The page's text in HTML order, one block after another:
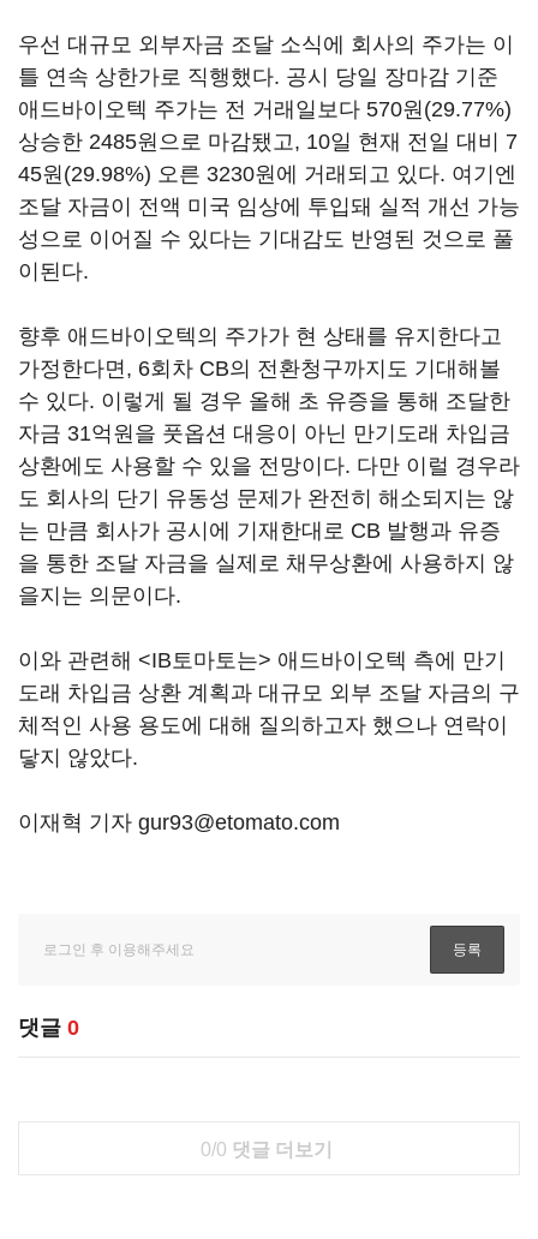
우선 대규모 외부자금 조달 소식에 회사의 주가는 이
틀 연속 상한가로 직행했다. 공시 당일 장마감 기준
애드바이오텍 주가는 전 거래일보다 570원(29.77%)
상승한 2485원으로 마감됐고, 10일 현재 전일 대비 7
45원(29.98%) 오른 3230원에 거래되고 있다. 여기엔
조달 자금이 전액 미국 임상에 투입돼 실적 개선 가능
성으로 이어질 수 있다는 기대감도 반영된 것으로 풀
이된다.
향후 애드바이오텍의 주가가 현 상태를 유지한다고
가정한다면, 6회차 CB의 전환청구까지도 기대해볼
수 있다. 이렇게 될 경우 올해 초 유증을 통해 조달한
자금 31억원을 풋옵션 대응이 아닌 만기도래 차입금
상환에도 사용할 수 있을 전망이다. 다만 이럴 경우라
도 회사의 단기 유동성 문제가 완전히 해소되지는 않
는 만큼 회사가 공시에 기재한대로 CB 발행과 유증
을 통한 조달 자금을 실제로 채무상환에 사용하지 않
을지는 의문이다.
이와 관련해 <IB토마토는> 애드바이오텍 측에 만기
도래 차입금 상환 계획과 대규모 외부 조달 자금의 구
체적인 사용 용도에 대해 질의하고자 했으나 연락이
닿지 않았다.
이재혁 기자 gur93@etomato.com
댓글 0
0/0 댓글 더보기